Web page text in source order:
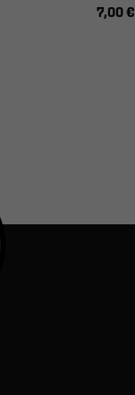
7,00 €